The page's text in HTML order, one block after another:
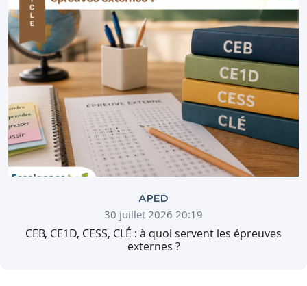
APED
30 juillet 2026 20:19
CEB, CE1D, CESS, CLÉ : à quoi servent les épreuves
externes ?